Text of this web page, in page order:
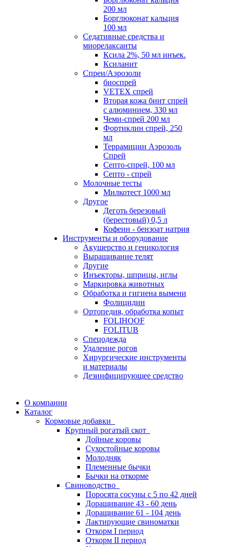
200 мл
Борглюконат кальция
100 мл
Седативные средства и
миорелаксанты
Ксила 2%, 50 мл инъек.
Ксиланит
Спреи/Аэрозоли
биоспрей
VETEX спрей
Вторая кожа бинт спрей
с алюминием, 330 мл
Чеми-спрей 200 мл
Фортиклин спрей, 250
мл
Террамицин Аэрозоль
Спрей
Септо-спрей, 100 мл
Септо - спрей
Молочные тесты
Милкотест 1000 мл
Другое
Деготь березовый
(берестовый) 0,5 л
Кофеин - бензоат натрия
Инструменты и оборудование
Акушерство и геникология
Выращивание телят
Другие
Инъекторы, шприцы, иглы
Маркировка животных
Обработка и гигиена вымени
Фолицидин
Ортопедия, обработка копыт
FOLIHOOF
FOLITUB
Спецодежда
Удаление рогов
Хирургические инструменты
и материалы
Дезинфицирующее средство
О компании
Каталог
Кормовые добавки
Крупный рогатый скот
Дойные коровы
Сухостойные коровы
Молодняк
Племенные бычки
Бычки на откорме
Свиноводство
Поросята сосуны с 5 по 42 дней
Доращивание 43 - 60 день
Доращивание 61 - 104 день
Лактирующие свиноматки
Откорм I период
Откорм II период